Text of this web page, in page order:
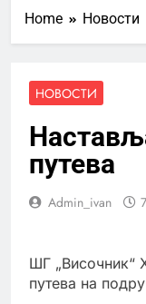
Home Новости
НОВОСТИ
путева
Admin_ivan
ШГ „Височник“
путева на